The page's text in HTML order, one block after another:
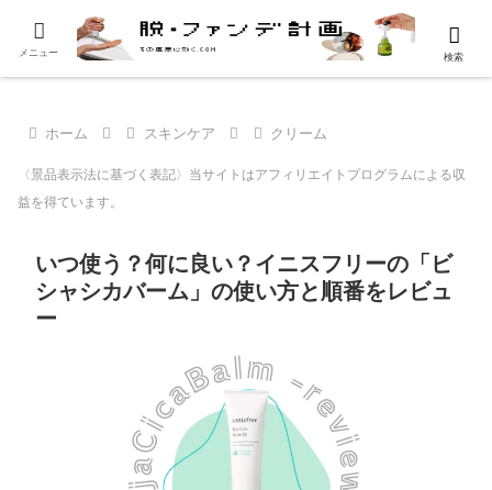
ホーム スキンケア クリーム
〈景品表示法に基づく表記〉当サイトはアフィリエイトプログラムによる収
益を得ています。
いつ使う？何に良い？イニスフリーの「ビ
シャシカバーム」の使い方と順番をレビュ
ー
メニュー 検索